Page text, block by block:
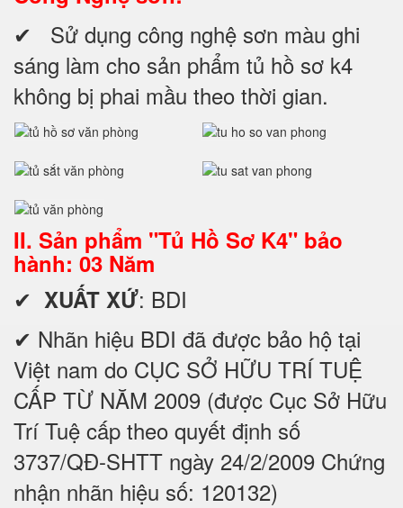
✔ Sử dụng công nghệ sơn màu ghi
sáng làm cho sản phẩm tủ hồ sơ k4
không bị phai mầu theo thời gian.
II. Sản phẩm "Tủ Hồ Sơ K4" bảo
hành: 03 Năm
✔ XUẤT XỨ: BDI
✔ Nhãn hiệu BDI đã được bảo hộ tại
Việt nam do CỤC SỞ HỮU TRÍ TUỆ
CẤP TỪ NĂM 2009 (được Cục Sở Hữu
Trí Tuệ cấp theo quyết định số
3737/QĐ-SHTT ngày 24/2/2009 Chứng
nhận nhãn hiệu số: 120132)